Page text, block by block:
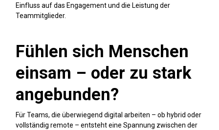
Einfluss auf das Engagement und die Leistung der
Teammitglieder.
Fühlen sich Menschen
einsam – oder zu stark
angebunden?
Für Teams, die überwiegend digital arbeiten – ob hybrid oder
vollständig remote – entsteht eine Spannung zwischen der